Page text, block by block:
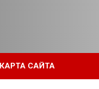
КАРТА САЙТА